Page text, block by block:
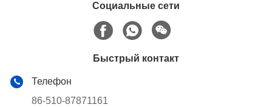
Социальные сети
Быстрый контакт
Телефон
86-510-87871161